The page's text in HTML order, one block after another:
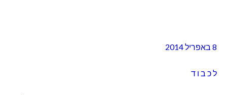
8 באפריל 2014
ל כ ב ו ד